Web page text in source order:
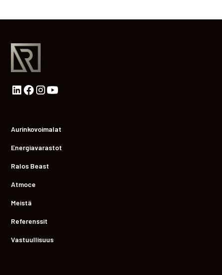
Aurinkovoimalat
Energiavarastot
Ralos Beast
Atmoce
Meistä
Referenssit
Vastuullisuus